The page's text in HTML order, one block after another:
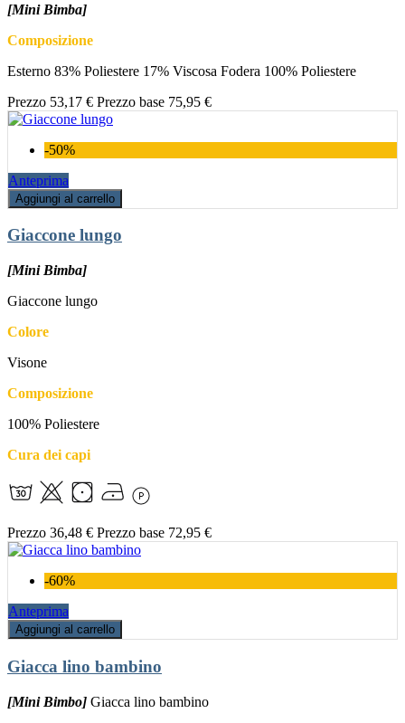
[Mini Bimba]
Composizione
Esterno 83% Poliestere 17% Viscosa Fodera 100% Poliestere
Prezzo 53,17 € Prezzo base 75,95 €
-50%
Anteprima
Aggiungi al carrello
Giaccone lungo
[Mini Bimba]
Giaccone lungo
Colore
Visone
Composizione
100% Poliestere
Cura dei capi
Prezzo 36,48 € Prezzo base 72,95 €
-60%
Anteprima
Aggiungi al carrello
Giacca lino bambino
[Mini Bimbo] Giacca lino bambino